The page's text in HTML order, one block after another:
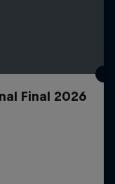
Final 2026